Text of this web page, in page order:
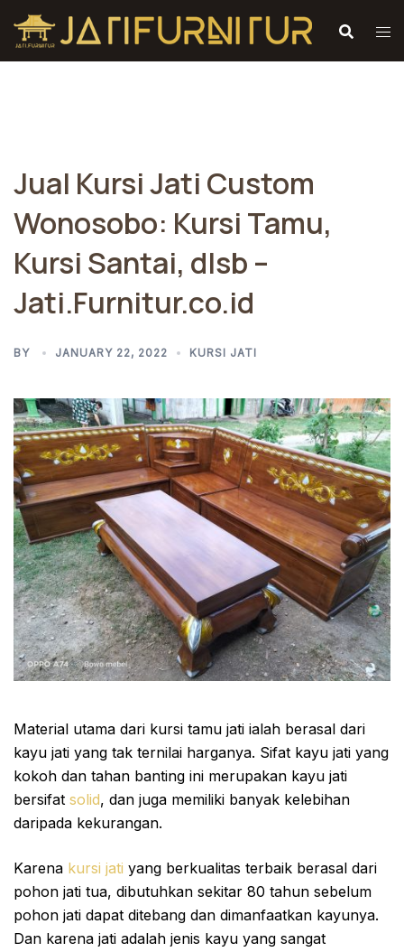
Skip
content
Jual Kursi Jati Custom
Wonosobo: Kursi Tamu,
Kursi Santai, dlsb –
Jati.Furnitur.co.id
BY JANUARY 22, 2022 KURSI JATI
Material utama dari kursi tamu jati ialah berasal dari
kayu jati yang tak ternilai harganya. Sifat kayu jati yang
kokoh dan tahan banting ini merupakan kayu jati
bersifat solid, dan juga memiliki banyak kelebihan
daripada kekurangan.
Karena kursi jati yang berkualitas terbaik berasal dari
pohon jati tua, dibutuhkan sekitar 80 tahun sebelum
pohon jati dapat ditebang dan dimanfaatkan kayunya.
Dan karena jati adalah jenis kayu yang sangat